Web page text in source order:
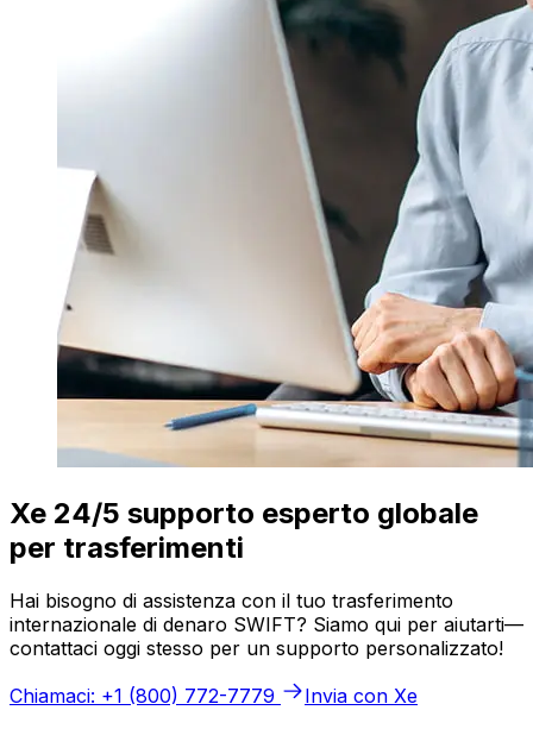
Xe 24/5 supporto esperto globale
per trasferimenti
Hai bisogno di assistenza con il tuo trasferimento
internazionale di denaro SWIFT? Siamo qui per aiutarti—
contattaci oggi stesso per un supporto personalizzato!
Chiamaci: +1 (800) 772-7779
Invia con Xe